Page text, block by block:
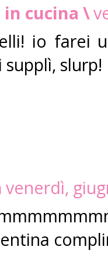
in cucina \
io farei
slurp!
venerdì,